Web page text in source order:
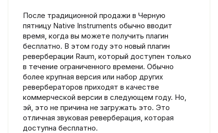
После традиционной продажи в Черную
пятницу Native Instruments обычно вводит
время, когда вы можете получить плагин
бесплатно. В этом году это новый плагин
реверберации Raum, который доступен только
в течение ограниченного времени. Обычно
более крупная версия или набор других
ревербераторов приходят в качестве
коммерческой версии в следующем году. Но,
эй, это не причина не загружать это. Это
отличная звуковая реверберация, которая
доступна бесплатно.